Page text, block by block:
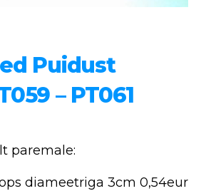
Puidust
– PT061
paremale:
diameetriga 3cm 0,54eur